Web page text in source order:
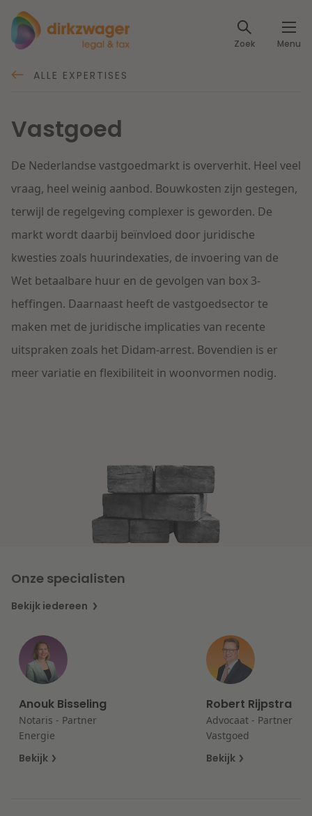
Zoek Menu
Expertises
Arbeid & Pensioen
IT & Privacy
IE & Innovatie
Herstructurering & Insolventie
Energie
Overheid & Omgeving
Aansprakelijkheid & Verzekering
Litigation
Thema's
Lees meer
Dichtbij een toekomstbestendige zorg
Lees meer
Dichtbij de wendbare onderneming
Artikelen
Klantcases
Specialisten
Over ons
Internationale partners
Werken bij
Contact
Nederlands
English
ALLE EXPERTISES
Vastgoed
De Nederlandse vastgoedmarkt is oververhit. Heel veel
vraag, heel weinig aanbod. Bouwkosten zijn gestegen,
terwijl de regelgeving complexer is geworden. De
markt wordt daarbij beïnvloed door juridische
kwesties zoals huurindexaties, de invoering van de
Wet betaalbare huur en de gevolgen van box 3-
heffingen. Daarnaast heeft de vastgoedsector te
maken met de juridische implicaties van recente
uitspraken zoals het Didam-arrest. Bovendien is er
meer variatie en flexibiliteit in woonvormen nodig.
Onze specialisten
Bekijk iedereen
Anouk Bisseling
Notaris - Partner
Energie
Bekijk
Robert Rijpstra
Advocaat - Partner
Vastgoed
Bekijk